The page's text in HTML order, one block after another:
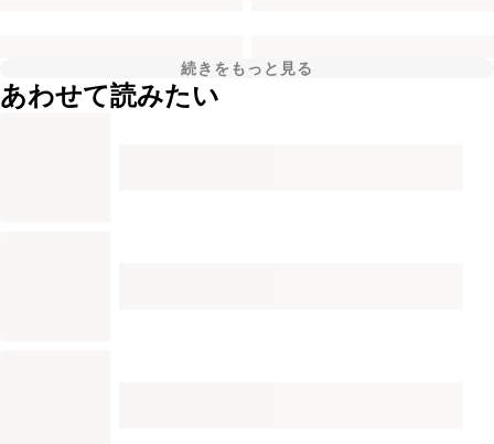
続きをもっと見る
あわせて読みたい